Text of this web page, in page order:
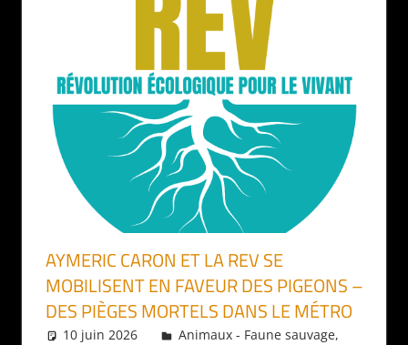
AYMERIC CARON ET LA REV SE
MOBILISENT EN FAVEUR DES PIGEONS –
DES PIÈGES MORTELS DANS LE MÉTRO
10 juin 2026 Daniel
Animaux - Faune sauvage,